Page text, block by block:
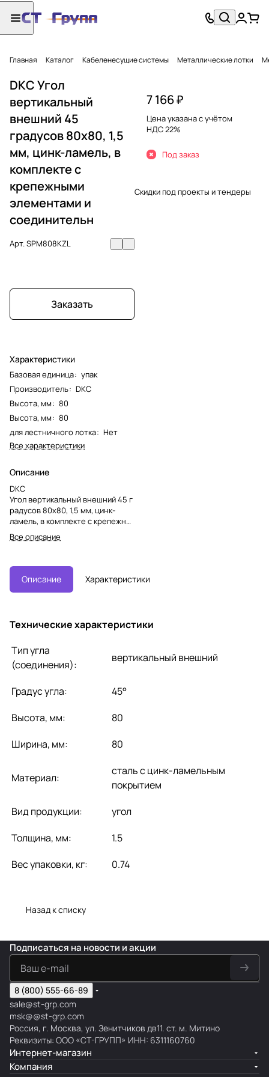
Главная Каталог Кабеленесущие системы Металлические лотки
DKC Угол
вертикальный
внешний 45
градусов 80х80, 1,5
мм, цинк-ламель, в
комплекте с
крепежными
элементами и
соединительн
Арт.SPM808KZL
Заказать
Характеристики
Базовая единица: упак
Производитель: DKC
Высота, мм: 80
Высота, мм: 80
для лестничного лотка: Нет
Все характеристики
Описание
DKC
Угол вертикальный внешний 45 г
радусов 80х80, 1,5 мм, цинк-
ламель, в комплекте с крепежны
ми элементами и соединительны
ми пластинами,необходимыми д
Все описание
7 166 ₽
Цена указана с учётом
НДС 22%
Под заказ
Скидки под проекты и тендеры
Описание Характеристики
Технические характеристики
Тип угла
(соединения):
вертикальный внешний
Градус угла:
45°
Высота, мм:
80
Ширина, мм:
80
Материал:
сталь с цинк-ламельным
покрытием
Вид продукции:
угол
Толщина, мм:
1.5
Вес упаковки, кг:
0.74
Назад к списку
Подписаться на новости и акции
8 (800) 555-66-89
sale@st-grp.com
msk@@st-grp.com
Россия, г. Москва, ул. Зенитчиков дв11. ст. м. Митино
Реквизиты: ООО «СТ-ГРУПП» ИНН: 6311160760
Интернет-магазин
Компания